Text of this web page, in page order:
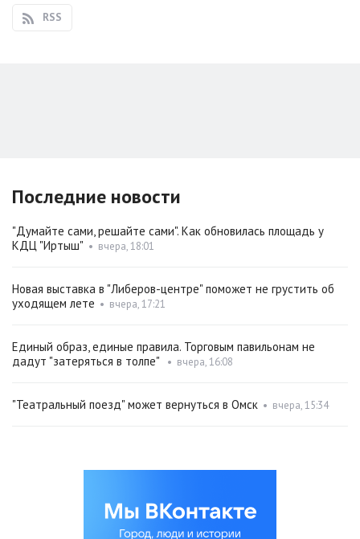
RSS
Последние новости
"Думайте сами, решайте сами". Как обновилась площадь у
КДЦ "Иртыш" • вчера, 18:01
Новая выставка в "Либеров-центре" поможет не грустить об
уходящем лете • вчера, 17:21
Единый образ, единые правила. Торговым павильонам не
дадут "затеряться в толпе"
• вчера, 16:08
"Театральный поезд" может вернуться в Омск • вчера, 15:34